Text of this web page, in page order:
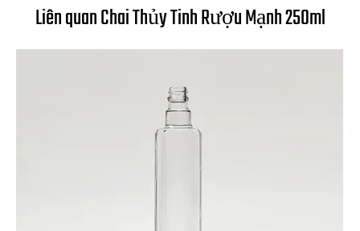
Liên quan Chai Thủy Tinh Rượu Mạnh 250ml